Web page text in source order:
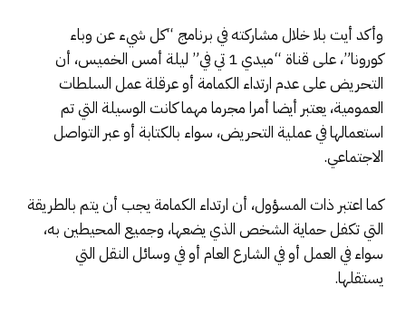
وأكد أيت بلا خلال مشاركته في برنامج “كل شيء عن وباء
كورونا”، على قناة “ميدي 1 تي في” ليلة أمس الخميس، أن
التحريض على عدم ارتداء الكمامة أو عرقلة عمل السلطات
العمومية، يعتبر أيضا أمرا مجرما مهما كانت الوسيلة التي تم
استعمالها في عملية التحريض، سواء بالكتابة أو عبر التواصل
الاجتماعي.
كما اعتبر ذات المسؤول، أن ارتداء الكمامة يجب أن يتم بالطريقة
التي تكفل حماية الشخص الذي يضعها، وجميع المحيطين به،
سواء في العمل أو في الشارع العام أو في وسائل النقل التي
يستقلها.